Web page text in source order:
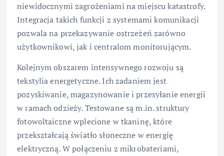
niewidocznymi zagrożeniami na miejscu katastrofy.
Integracja takich funkcji z systemami komunikacji
pozwala na przekazywanie ostrzeżeń zarówno
użytkownikowi, jak i centralom monitorującym.
Kolejnym obszarem intensywnego rozwoju są
tekstylia energetyczne. Ich zadaniem jest
pozyskiwanie, magazynowanie i przesyłanie energii
w ramach odzieży. Testowane są m.in. struktury
fotowoltaiczne wplecione w tkaninę, które
przekształcają światło słoneczne w energię
elektryczną. W połączeniu z mikrobateriami,